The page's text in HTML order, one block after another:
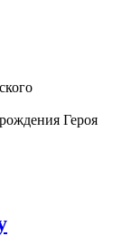
Героя